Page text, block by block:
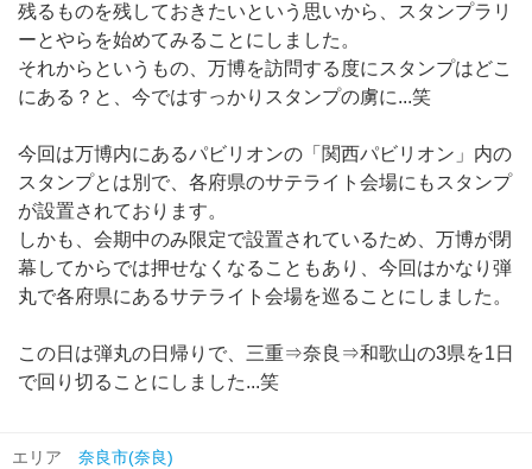
残るものを残しておきたいという思いから、スタンプラリ
ーとやらを始めてみることにしました。
それからというもの、万博を訪問する度にスタンプはどこ
にある？と、今ではすっかりスタンプの虜に...笑
今回は万博内にあるパビリオンの「関西パビリオン」内の
スタンプとは別で、各府県のサテライト会場にもスタンプ
が設置されております。
しかも、会期中のみ限定で設置されているため、万博が閉
幕してからでは押せなくなることもあり、今回はかなり弾
丸で各府県にあるサテライト会場を巡ることにしました。
この日は弾丸の日帰りで、三重⇒奈良⇒和歌山の3県を1日
で回り切ることにしました...笑
エリア 奈良市(奈良)